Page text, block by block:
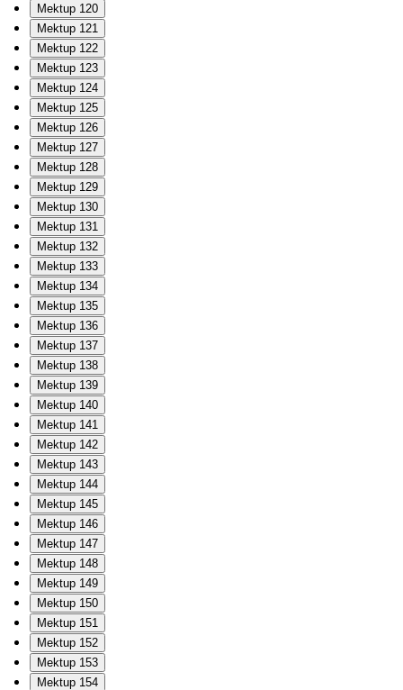
Mektup 120
Mektup 121
Mektup 122
Mektup 123
Mektup 124
Mektup 125
Mektup 126
Mektup 127
Mektup 128
Mektup 129
Mektup 130
Mektup 131
Mektup 132
Mektup 133
Mektup 134
Mektup 135
Mektup 136
Mektup 137
Mektup 138
Mektup 139
Mektup 140
Mektup 141
Mektup 142
Mektup 143
Mektup 144
Mektup 145
Mektup 146
Mektup 147
Mektup 148
Mektup 149
Mektup 150
Mektup 151
Mektup 152
Mektup 153
Mektup 154